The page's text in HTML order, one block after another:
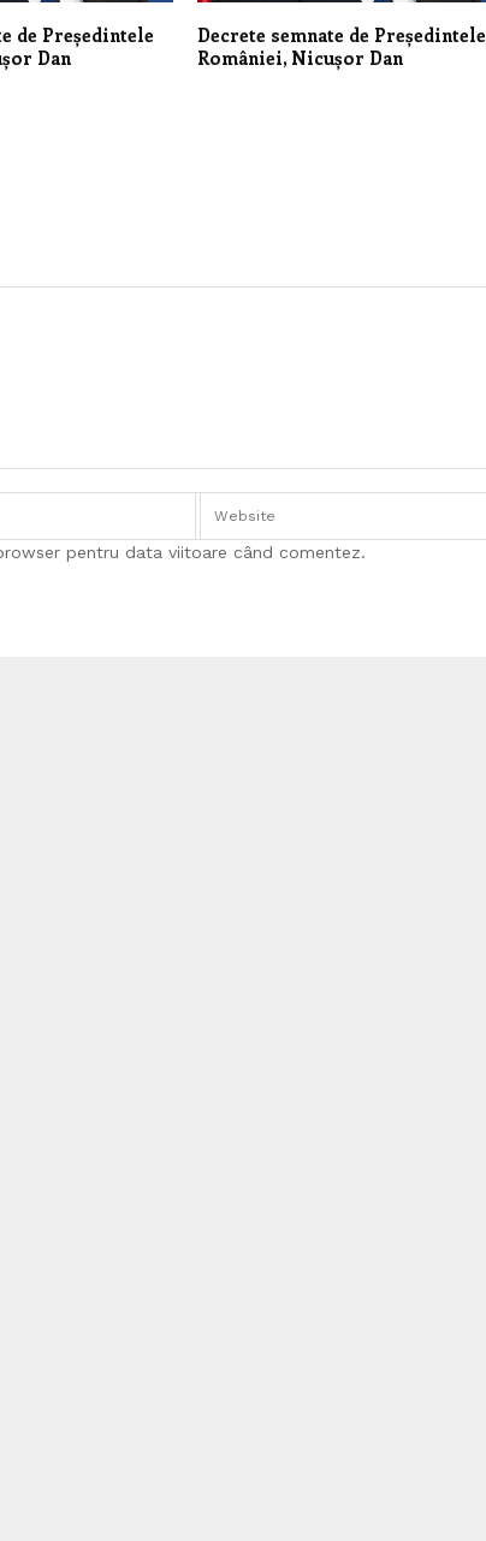
de Președintele
Dan
Decrete semnate de Președintele
României, Nicușor Dan
pentru data viitoare când comentez.